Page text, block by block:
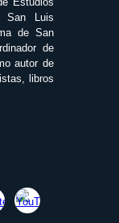
San Luis
de San
de
autor de
libros